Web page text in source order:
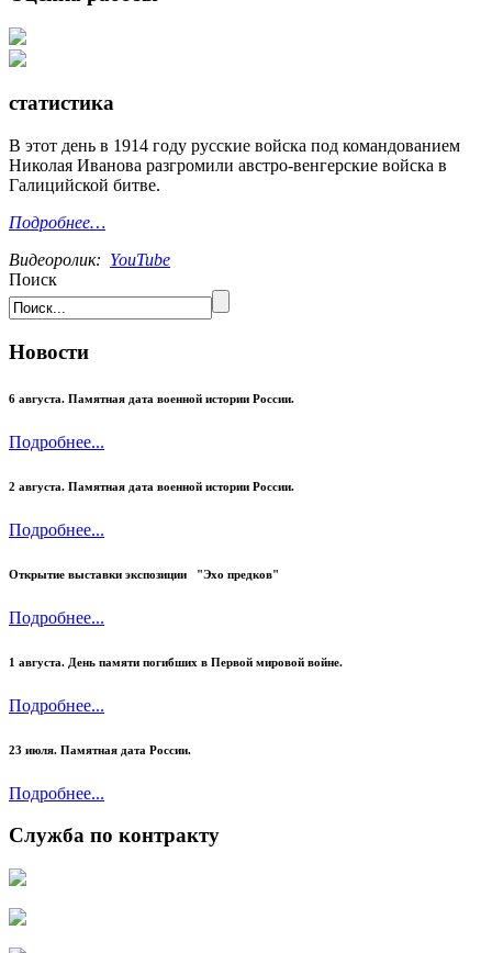
статистика
В этот день в 1914 году русские войска под командованием
Николая Иванова разгромили австро-венгерские войска в
Галицийской битве.
Подробнее…
Видеоролик: YouTube
Поиск
Новости
6 августа. Памятная дата военной истории России.
Подробнее...
2 августа. Памятная дата военной истории России.
Подробнее...
Открытие выставки экспозиции "Эхо предков"
Подробнее...
1 августа. День памяти погибших в Первой мировой войне.
Подробнее...
23 июля. Памятная дата России.
Подробнее...
Служба по контракту